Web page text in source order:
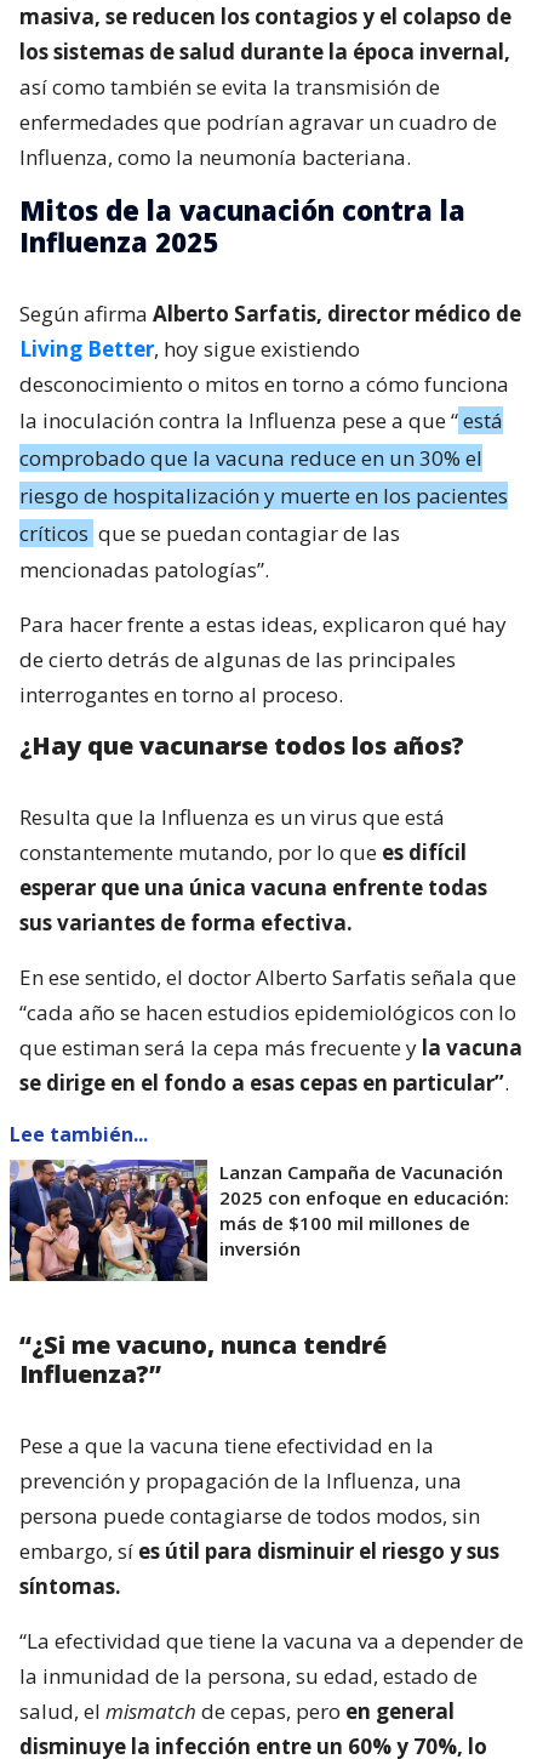
masiva, se reducen los contagios y el colapso de
los sistemas de salud durante la época invernal,
así como también se evita la transmisión de
enfermedades que podrían agravar un cuadro de
Influenza, como la neumonía bacteriana.
Mitos de la vacunación contra la
Influenza 2025
Según afirma Alberto Sarfatis, director médico de
Living Better, hoy sigue existiendo
desconocimiento o mitos en torno a cómo funciona
la inoculación contra la Influenza pese a que “está
comprobado que la vacuna reduce en un 30% el
riesgo de hospitalización y muerte en los pacientes
críticos que se puedan contagiar de las
mencionadas patologías”.
Para hacer frente a estas ideas, explicaron qué hay
de cierto detrás de algunas de las principales
interrogantes en torno al proceso.
¿Hay que vacunarse todos los años?
Resulta que la Influenza es un virus que está
constantemente mutando, por lo que es difícil
esperar que una única vacuna enfrente todas
sus variantes de forma efectiva.
En ese sentido, el doctor Alberto Sarfatis señala que
“cada año se hacen estudios epidemiológicos con lo
que estiman será la cepa más frecuente y la vacuna
se dirige en el fondo a esas cepas en particular”.
Lee también...
Lanzan Campaña de Vacunación
2025 con enfoque en educación:
más de $100 mil millones de
inversión
“¿Si me vacuno, nunca tendré
Influenza?”
Pese a que la vacuna tiene efectividad en la
prevención y propagación de la Influenza, una
persona puede contagiarse de todos modos, sin
embargo, sí es útil para disminuir el riesgo y sus
síntomas.
“La efectividad que tiene la vacuna va a depender de
la inmunidad de la persona, su edad, estado de
salud, el mismatch de cepas, pero en general
disminuye la infección entre un 60% y 70%, lo